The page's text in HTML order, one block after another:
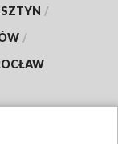
/
/